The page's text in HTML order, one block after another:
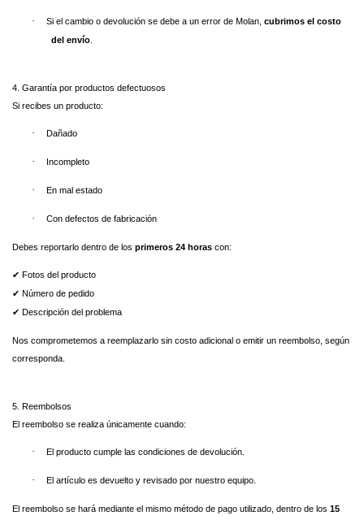
· Si el cambio o devolución se debe a un error de Molan, cubrimos el costo
del envío
4. Garantía por productos defectuosos
Si recibes un producto:
· Dañado
· Incompleto
· En mal estado
· Con defectos de fabricación
Debes reportarlo dentro de los primeros 24 horas con:
✔ Fotos del producto
✔ Número de pedido
✔ Descripción del problema
Nos comprometemos a reemplazarlo sin costo adicional o emitir un reembolso, según
corresponda.
5. Reembolsos
El reembolso se realiza únicamente cuando:
· El producto cumple las condiciones de devolución.
· El artículo es devuelto y revisado por nuestro equipo.
El reembolso se hará mediante el mismo método de pago utilizado, dentro de los 15